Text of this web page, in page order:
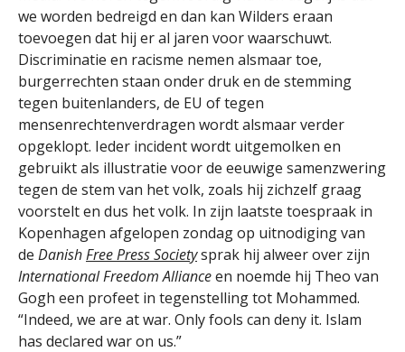
we worden bedreigd en dan kan Wilders eraan
toevoegen dat hij er al jaren voor waarschuwt.
Discriminatie en racisme nemen alsmaar toe,
burgerrechten staan onder druk en de stemming
tegen buitenlanders, de EU of tegen
mensenrechtenverdragen wordt alsmaar verder
opgeklopt. Ieder incident wordt uitgemolken en
gebruikt als illustratie voor de eeuwige samenzwering
tegen de stem van het volk, zoals hij zichzelf graag
voorstelt en dus het volk. In zijn laatste toespraak in
Kopenhagen afgelopen zondag op uitnodiging van
de DanishFree Press Societysprak hij alweer over zijn
International Freedom Allianceen noemde hij Theo van
Gogh een profeet in tegenstelling tot Mohammed.
“Indeed, we are at war. Only fools can deny it. Islam
has declared war on us.”